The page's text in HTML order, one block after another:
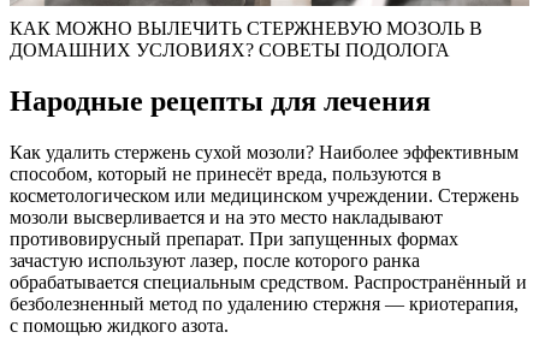
КАК МОЖНО ВЫЛЕЧИТЬ СТЕРЖНЕВУЮ МОЗОЛЬ В
ДОМАШНИХ УСЛОВИЯХ? СОВЕТЫ ПОДОЛОГА
Народные рецепты для лечения
Как удалить стержень сухой мозоли? Наиболее эффективным
способом, который не принесёт вреда, пользуются в
косметологическом или медицинском учреждении. Стержень
мозоли высверливается и на это место накладывают
противовирусный препарат. При запущенных формах
зачастую используют лазер, после которого ранка
обрабатывается специальным средством. Распространённый и
безболезненный метод по удалению стержня — криотерапия,
с помощью жидкого азота.